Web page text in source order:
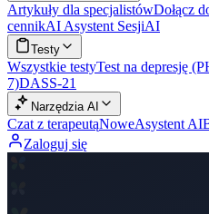
Artykuły dla specjalistówDołącz
cennikAI Asystent SesjiAI
Testy
Wszystkie testyTest na depresję
7)DASS-21
Narzędzia AI
Czat z terapeutąNoweAsystent AI
Zaloguj się